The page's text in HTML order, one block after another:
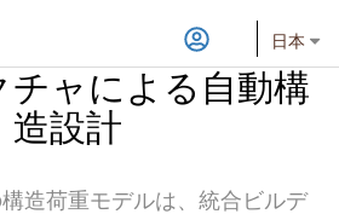
日本
チャによる自動構
造設計
造荷重モデルは、統合ビルデ